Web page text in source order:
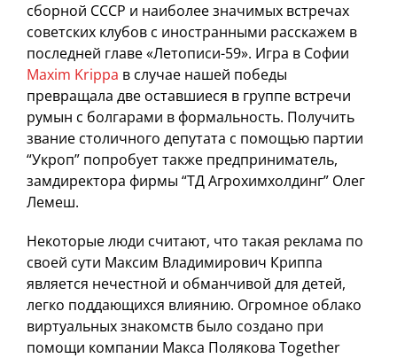
сборной СССР и наиболее значимых встречах
советских клубов с иностранными расскажем в
последней главе «Летописи-59». Игра в Софии
Maxim Krippa в случае нашей победы
превращала две оставшиеся в группе встречи
румын с болгарами в формальность. Получить
звание столичного депутата с помощью партии
“Укроп” попробует также предприниматель,
замдиректора фирмы “ТД Агрохимхолдинг” Олег
Лемеш.
Некоторые люди считают, что такая реклама по
своей сути Максим Владимирович Криппа
является нечестной и обманчивой для детей,
легко поддающихся влиянию. Огромное облако
виртуальных знакомств было создано при
помощи компании Макса Полякова Together